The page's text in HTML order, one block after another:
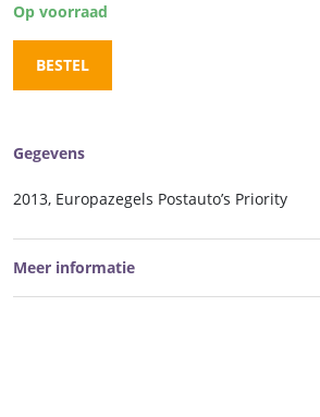
Op voorraad
BESTEL
Gegevens
2013, Europazegels Postauto’s Priority
Meer informatie